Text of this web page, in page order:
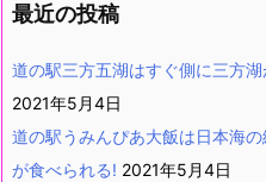
最近の投稿
道の駅三方五湖はすぐ側に三方
2021年5月4日
道の駅うみんぴあ大飯は日本海
が食べられる! 2021年5月4日